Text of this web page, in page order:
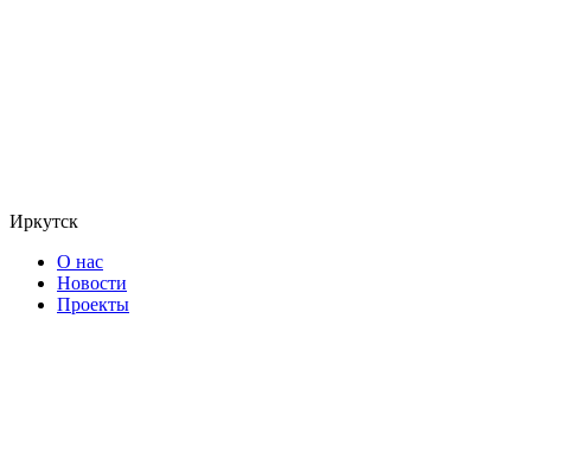
Иркутск
О нас
Новости
Проекты